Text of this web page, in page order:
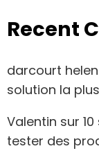
Recent
darcourt
solution la
Valentin sur
tester des